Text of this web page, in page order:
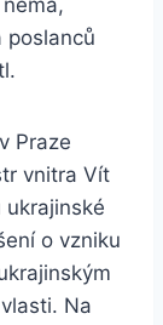
poslanců
Praze
vnitra Vít
ukrajinské
o vzniku
Na